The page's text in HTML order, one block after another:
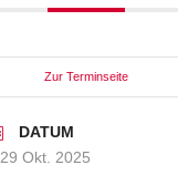
Zur Terminseite
DATUM
29 Okt. 2025